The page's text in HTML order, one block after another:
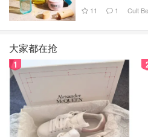
11 1 Cult
大家都在抢
1